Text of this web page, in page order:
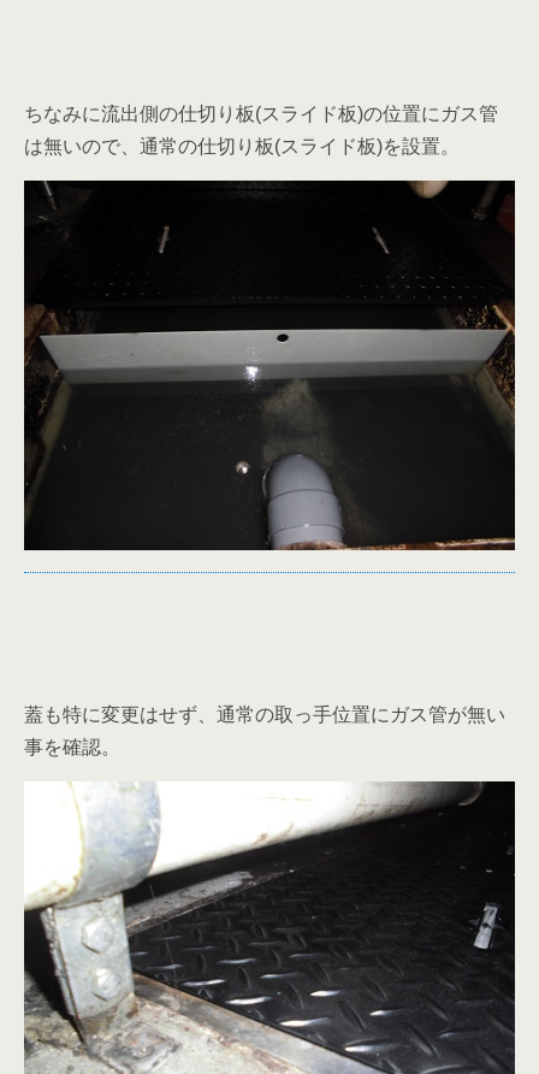
ちなみに流出側の仕切り板(スライド板)の位置にガス管
は無いので、通常の仕切り板(スライド板)を設置。
蓋も特に変更はせず、通常の取っ手位置にガス管が無い
事を確認。